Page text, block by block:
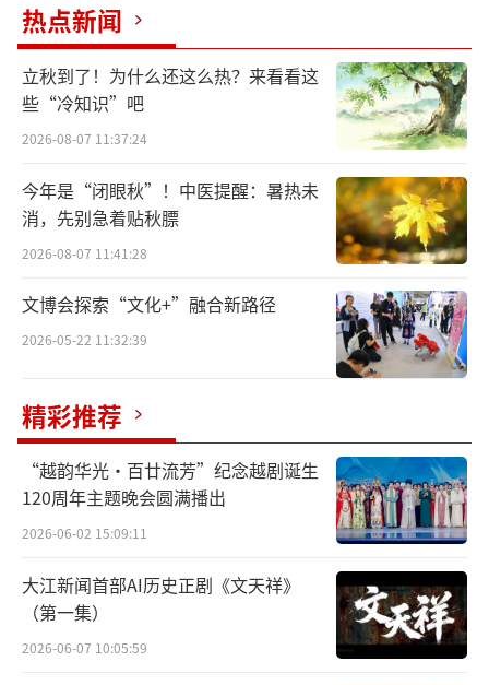
艺术行业、游戏领域的数字藏品上线，今年，
传统演出行业也搭上了数字藏品的快车。
演出行业中，最早入局数字藏品的是在今
年春晚出圈的舞蹈诗剧《只此青绿》。今年2
月，中国东方演艺集团联合大麦、灵境文化共
同宣布推出数字藏品纪念票。不久，上海交响
乐团推出NFT数字文创“中国最早的交响乐唱
片”，上海话剧艺术中心推出话剧《红楼梦》
数字藏品，摩登天空推出首个数字藏品系列“I.
M.O.星际动力别动队-星际漫游者”。
从内容上看，除上海交响乐团的数字藏品
是一段音频外，大多数数字藏品呈现为基于舞
台艺术内容演化的3D图形，例如话剧《红楼
梦》藏品就是一套《红楼梦》人物的Q版形象，
这些3D图像可以在手机上多角度展示。数字藏
品均限量发行，发行量在几千份至几万份不
等。
热点新闻
立秋到了！为什么还这么热？来看看这
些“冷知识”吧
2026-08-07 11:37:24
今年是“闭眼秋”！中医提醒：暑热未
消，先别急着贴秋膘
2026-08-07 11:41:28
文博会探索“文化+”融合新路径
2026-05-22 11:32:39
精彩推荐
“越韵华光·百廿流芳”纪念越剧诞生
120周年主题晚会圆满播出
2026-06-02 15:09:11
大江新闻首部AI历史正剧《文天祥》
（第一集）
2026-06-07 10:05:59